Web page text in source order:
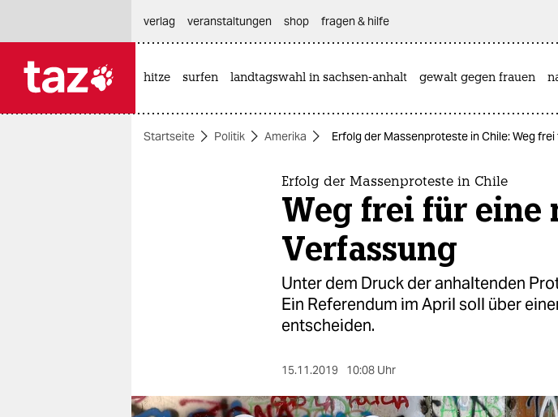
themen
nord
verlag
veranstaltungen shop fragen & hilfe
hitze surfen landtagswahl in sachsen-anhalt gewalt gegen frauen
Startseite Politik Amerika Erfolg der Massenproteste in Chile: Weg
Erfolg der Massenproteste in Chile
Weg frei für eine
Verfassung
Unter dem Druck der anhaltenden
Ein Referendum im April soll über
entscheiden.
15.11.2019 10:08 Uhr